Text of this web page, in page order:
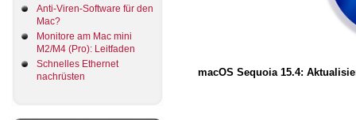
Anti-Viren-Software für den
Mac?
Monitore am Mac mini
M2/M4 (Pro): Leitfaden
Schnelles Ethernet
nachrüsten
macOS Sequoia 15.4: